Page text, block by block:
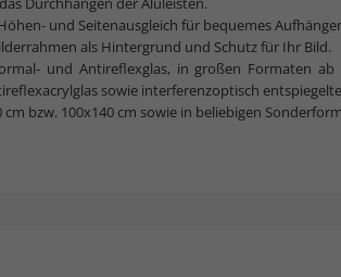
und Seitenausgleich für bequemes
als Hintergrund und Schutz für Ihr Bild.
und Antireflexglas, in großen Formaten
sowie interferenzoptisch
bzw. 100x140 cm sowie in beliebigen